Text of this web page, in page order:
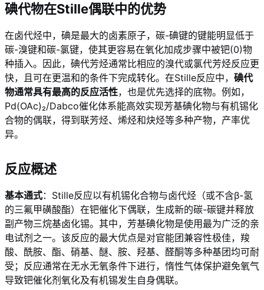
碘代物在Stille偶联中的优势
在卤代烃中，碘是最大的卤素原子，碳-碘键的键能明显低于
碳-溴键和碳-氯键，使其更容易在氧化加成步骤中被钯(0)物
种插入。因此，碘代芳烃通常比相应的溴代或氯代芳烃反应更
快，且可在更温和的条件下完成转化。在Stille反应中， 碘代
物通常具有最高的反应活性，也是优先选择的底物。例如，
Pd(OAc)₂/Dabco催化体系能高效实现芳基碘化物与有机锡化
合物的偶联，得到联芳烃、烯烃和炔烃等多种产物，产率优
异。
反应概述
基本通式：Stille反应以有机锡化合物与卤代烃（或不含β-氢
的三氟甲磺酸酯）在钯催化下偶联，生成新的碳-碳键并释放
副产物三烷基卤化锡。其中，芳基碘化物是使用最为广泛的亲
电试剂之一。该反应的最大优点是对官能团兼容性极佳，羧
酸、酰胺、酯、硝基、醚、胺、羟基、醛酮等多种基团均可耐
受；反应通常在无水无氧条件下进行，惰性气体保护避免氧气
导致钯催化剂氧化及有机锡发生自身偶联。